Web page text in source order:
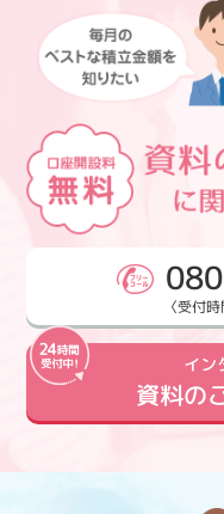
〈受付
イン
資料の